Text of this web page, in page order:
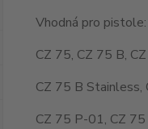
Vhodná pro pistole:
CZ 75, CZ 75 B,
CZ 75 B
CZ 75 P-01, CZ